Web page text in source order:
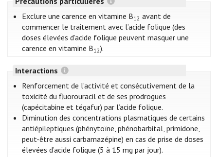
Exclure une carence en vitamine B12 avant de
commencer le traitement avec l’acide folique (des
doses élevées d’acide folique peuvent masquer une
carence en vitamine B12).
Interactions
Renforcement de l’activité et consécutivement de la
toxicité du fluorouracil et de ses prodrogues
(capécitabine et tégafur) par l’acide folique.
Diminution des concentrations plasmatiques de certains
antiépileptiques (phénytoïne, phénobarbital, primidone,
peut-être aussi carbamazépine) en cas de prise de doses
élevées d’acide folique (5 à 15 mg par jour).